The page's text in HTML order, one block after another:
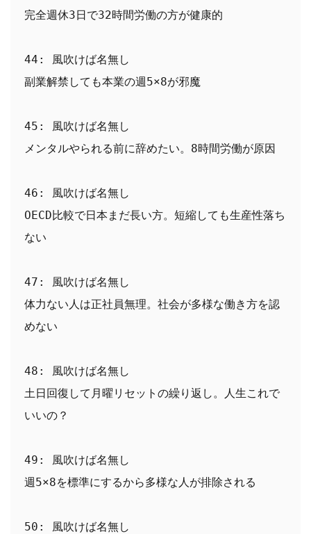
完全週休3日で32時間労働の方が健康的
44: 風吹けば名無し
副業解禁しても本業の週5×8が邪魔
45: 風吹けば名無し
メンタルやられる前に辞めたい。8時間労働が原因
46: 風吹けば名無し
OECD比較で日本まだ長い方。短縮しても生産性落ち
ない
47: 風吹けば名無し
体力ない人は正社員無理。社会が多様な働き方を認
めない
48: 風吹けば名無し
土日回復して月曜リセットの繰り返し。人生これで
いいの？
49: 風吹けば名無し
週5×8を標準にするから多様な人が排除される
50: 風吹けば名無し